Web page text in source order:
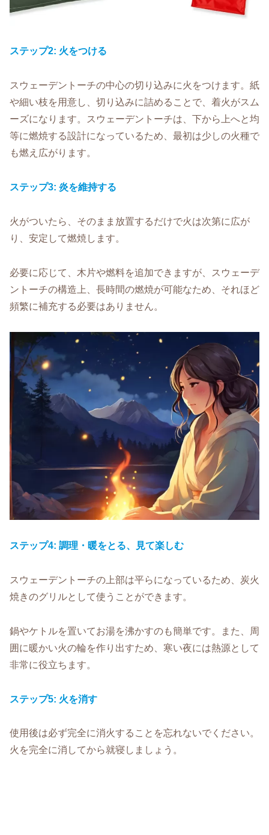
ステップ2: 火をつける
スウェーデントーチの中心の切り込みに火をつけます。紙
や細い枝を用意し、切り込みに詰めることで、着火がスム
ーズになります。スウェーデントーチは、下から上へと均
等に燃焼する設計になっているため、最初は少しの火種で
も燃え広がります。
ステップ3: 炎を維持する
火がついたら、そのまま放置するだけで火は次第に広が
り、安定して燃焼します。
必要に応じて、木片や燃料を追加できますが、スウェーデ
ントーチの構造上、長時間の燃焼が可能なため、それほど
頻繁に補充する必要はありません。
ステップ4: 調理 ・ 暖をとる、見て楽しむ
スウェーデントーチの上部は平らになっているため、炭火
焼きのグリルとして使うことができます。
鍋やケトルを置いてお湯を沸かすのも簡単です。また、周
囲に暖かい火の輪を作り出すため、寒い夜には熱源として
非常に役立ちます。
ステップ5: 火を消す
使用後は必ず完全に消火することを忘れないでください。
火を完全に消してから就寝しましょう。